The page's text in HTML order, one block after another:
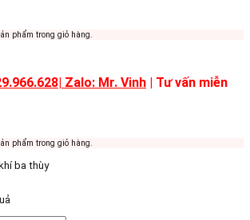
phẩm trong giỏ hàng.
Zalo: Mr. Vinh | Tư vấn miễn
phẩm trong giỏ hàng.
ba thùy